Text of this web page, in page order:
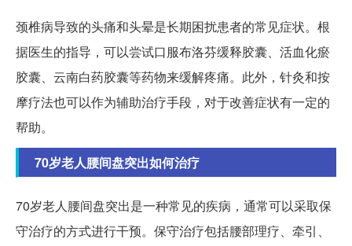
颈椎病导致的头痛和头晕是长期困扰患者的常见症状。根
据医生的指导，可以尝试口服布洛芬缓释胶囊、活血化瘀
胶囊、云南白药胶囊等药物来缓解疼痛。此外，针灸和按
摩疗法也可以作为辅助治疗手段，对于改善症状有一定的
帮助。
70岁老人腰间盘突出如何治疗
70岁老人腰间盘突出是一种常见的疾病，通常可以采取保
守治疗的方式进行干预。保守治疗包括腰部理疗、牵引、